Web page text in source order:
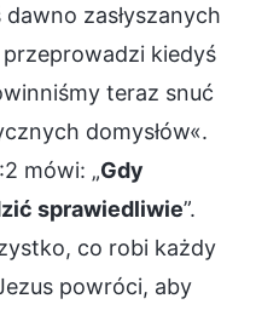
zasłyszanych
kiedyś
teraz snuć
domysłów«.
mówi: „Gdy
sprawiedliwie”.
co robi każdy
powróci, aby